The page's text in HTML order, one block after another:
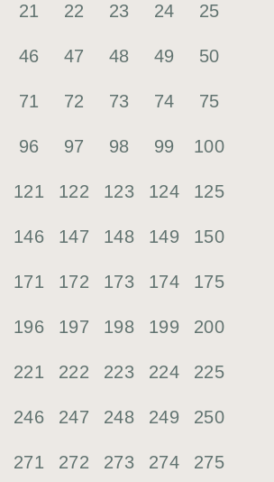
21 22 23 24 25
46 47 48 49 50
71 72 73 74 75
96 97 98 99 100
121 122 123 124 125
146 147 148 149 150
171 172 173 174 175
196 197 198 199 200
221 222 223 224 225
246 247 248 249 250
271 272 273 274 275